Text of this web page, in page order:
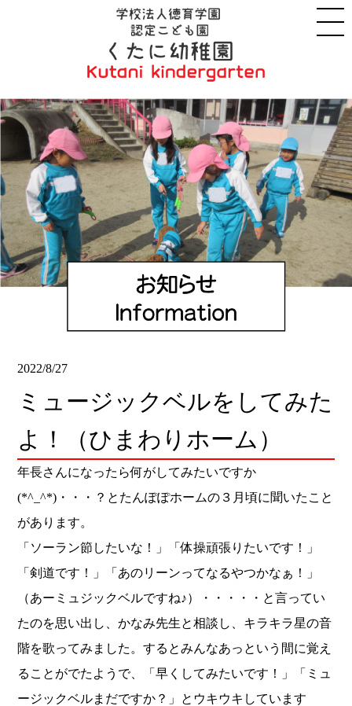
2022/8/27
ミュージックベルをしてみた
よ！（ひまわりホーム）
年長さんになったら何がしてみたいですか
(*^_^*)・・・？とたんぽぽホームの３月頃に聞いたこと
があります。
「ソーラン節したいな！」「体操頑張りたいです！」
「剣道です！」「あのリーンってなるやつかなぁ！」
（あーミュジックベルですね♪）・・・・・と言ってい
たのを思い出し、かなみ先生と相談し、キラキラ星の音
階を歌ってみました。するとみんなあっという間に覚え
ることがでたようで、「早くしてみたいです！」「ミュ
ージックベルまだですか？」とウキウキしています